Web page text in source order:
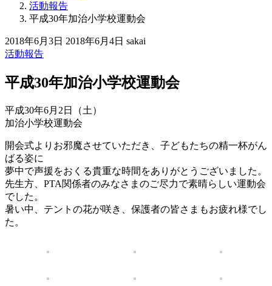
活動報告
平成30年加治小学校運動会
2018年6月3日 2018年6月4日 sakai
活動報告
平成30年加治小学校運動会
平成30年6月2日（土）
加治小学校運動会
開会式よりお邪魔させていただき、子どもたちの精一杯がん
ばる姿に
夢中で声援をおくる貴重な時間をありがとうございました。
先生方、PTA関係者のみなさまのご尽力で素晴らしい運動会
でした。
暑い中、テントの花が咲き、保護者の皆さまもお疲れ様でし
た。